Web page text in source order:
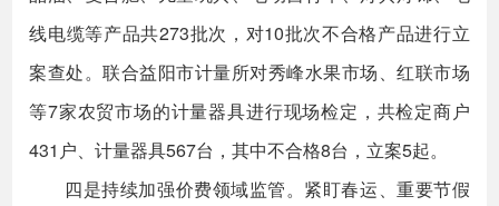
线电缆等产品共273批次，对10批次不合格产品进行立
案查处。联合益阳市计量所对秀峰水果市场、红联市场
等7家农贸市场的计量器具进行现场检定，共检定商户
431户、计量器具567台，其中不合格8台，立案5起。
四是持续加强价费领域监管。紧盯春运、重要节假